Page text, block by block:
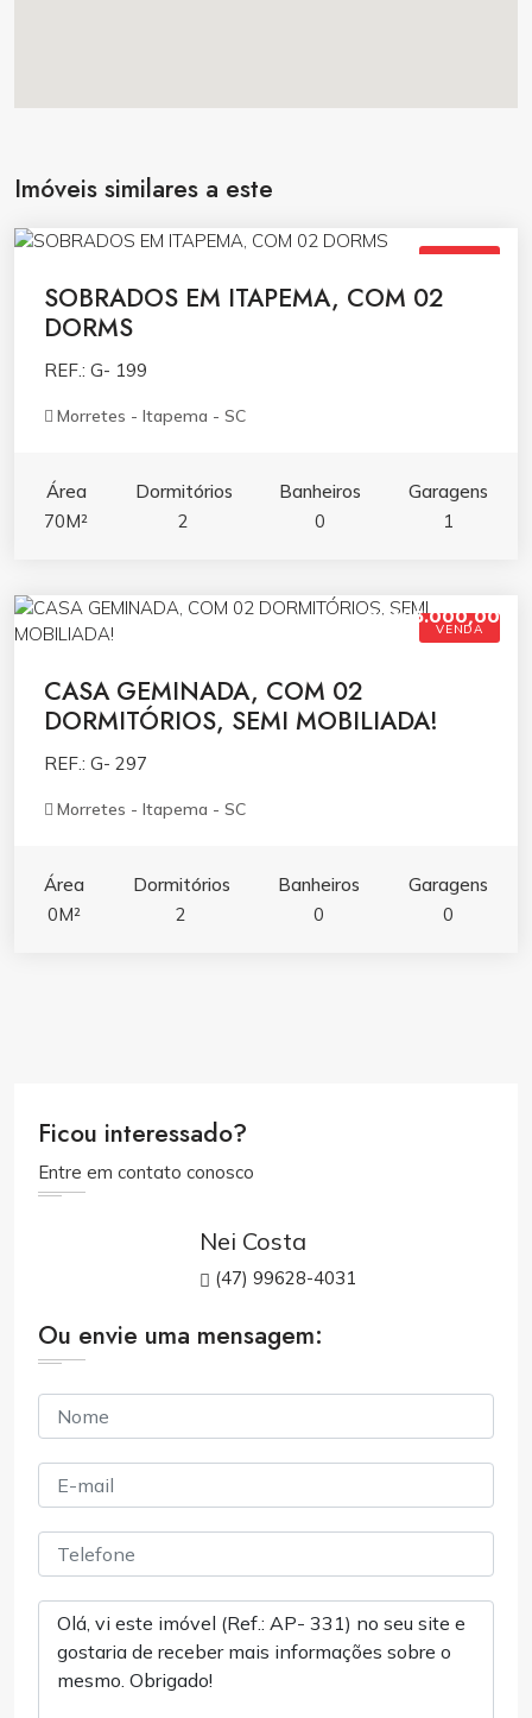
Imóveis similares a este
SOBRADOS EM ITAPEMA, COM 02
DORMS
REF.: G- 199
Morretes - Itapema - SC
Área
70M²
Dormitórios
2
Banheiros
0
Garagens
1
VENDA
R$495.000,00
CASA GEMINADA, COM 02
DORMITÓRIOS, SEMI MOBILIADA!
REF.: G- 297
Morretes - Itapema - SC
Área
0M²
Dormitórios
2
Banheiros
0
Garagens
0
Ficou interessado?
Entre em contato conosco
Nei Costa
(47) 99628-4031
Ou envie uma mensagem: